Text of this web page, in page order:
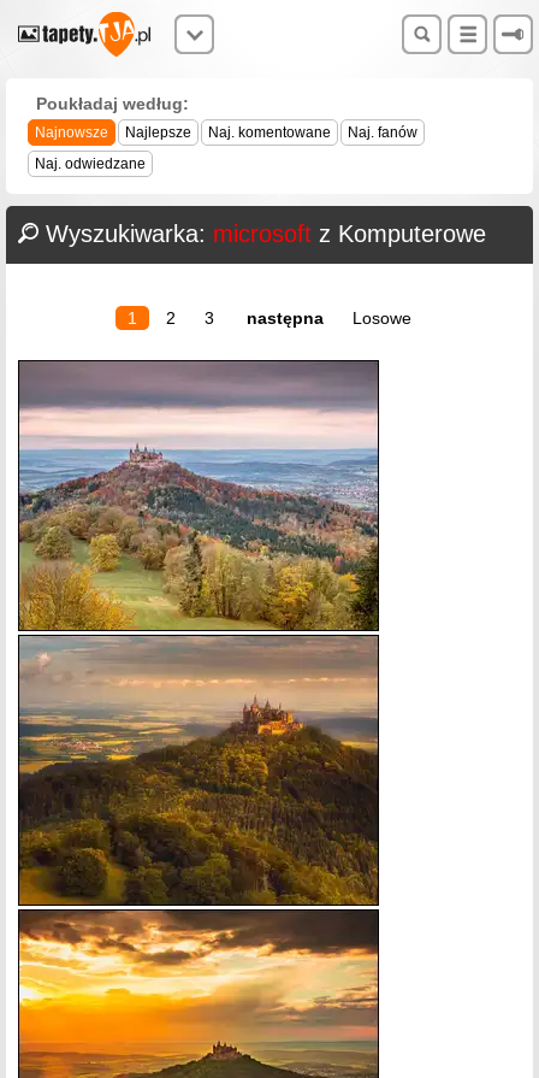
Poukładaj według:
Najnowsze Najlepsze Naj. komentowane
Naj. fanów
Naj. odwiedzane
Wyszukiwarka: microsoft z Komputerowe
1 2 3 następna Losowe